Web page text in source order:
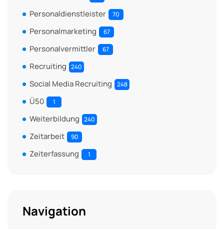
Personaldienstleister 70
Personalmarketing 67
Personalvermittler 67
Recruiting 240
Social Media Recruiting 248
Ü50 1
Weiterbildung 240
Zeitarbeit 90
Zeiterfassung 1
Navigation